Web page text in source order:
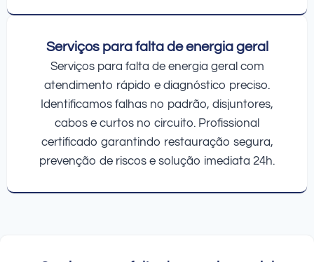
Serviços para falta de energia geral
Serviços para falta de energia geral com
atendimento rápido e diagnóstico preciso.
Identificamos falhas no padrão, disjuntores,
cabos e curtos no circuito. Profissional
certificado garantindo restauração segura,
prevenção de riscos e solução imediata 24h.